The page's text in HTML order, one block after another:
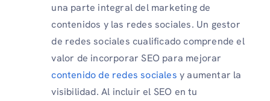
una parte integral del marketing de
contenidos y las redes sociales. Un gestor
de redes sociales cualificado comprende el
valor de incorporar SEO para mejorar
contenido de redes sociales y aumentar la
visibilidad. Al incluir el SEO en tu